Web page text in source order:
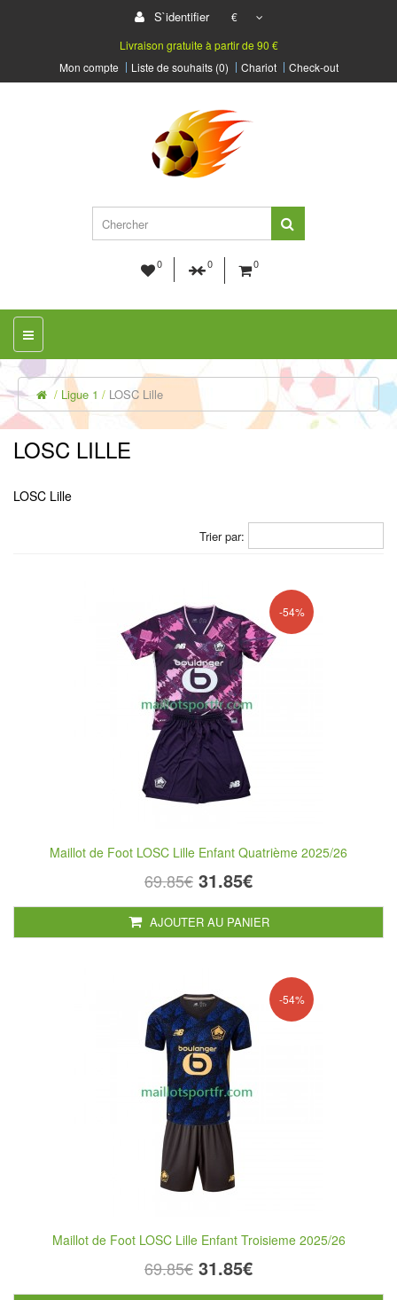
S`identifier
€
Livraison gratuite à partir de 90 €
Mon compte
Liste de souhaits (0) Chariot Check-out
0 0 0
Ligue 1 LOSC Lille
LOSC LILLE
LOSC Lille
Trier par:
-54%
Maillot de Foot LOSC Lille Enfant Quatrième 2025/26
69.85€ 31.85€
AJOUTER AU PANIER
-54%
Maillot de Foot LOSC Lille Enfant Troisieme 2025/26
69.85€ 31.85€